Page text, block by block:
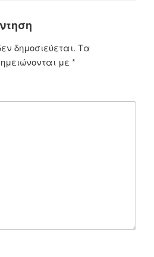
δημοσιεύεται. Τα
με *